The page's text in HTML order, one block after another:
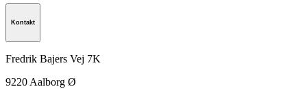
Kontakt
Fredrik Bajers Vej 7K
9220 Aalborg Ø